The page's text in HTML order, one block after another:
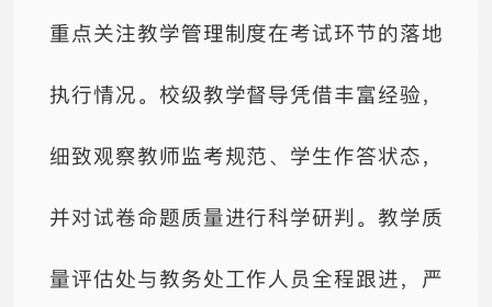
重点关注教学管理制度在考试环节的落地
执行情况。校级教学督导凭借丰富经验，
细致观察教师监考规范、学生作答状态，
并对试卷命题质量进行科学研判。教学质
量评估处与教务处工作人员全程跟进，严